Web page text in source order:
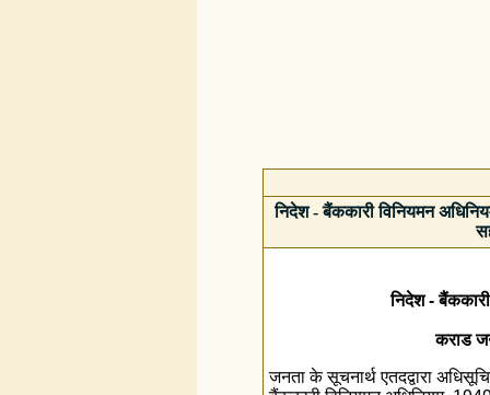
निदेश - बैंककारी विनियमन
निदेश -
कराड
जनता के सूचनार्थ एतदद्वारा